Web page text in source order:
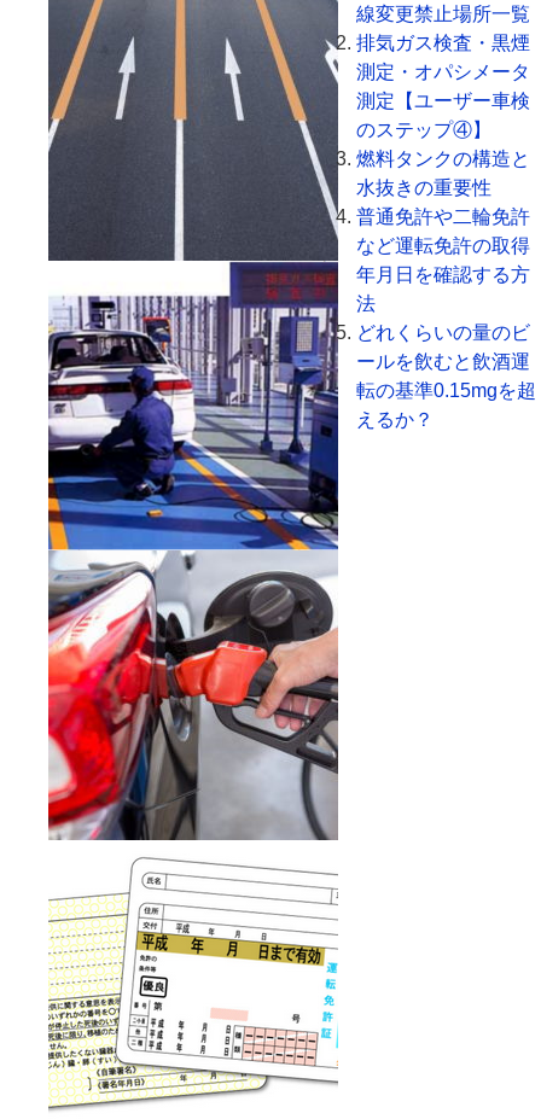
線変更禁止場所一覧
排気ガス検査・黒煙
測定・オパシメータ
測定【ユーザー車検
のステップ④】
燃料タンクの構造と
水抜きの重要性
普通免許や二輪免許
など運転免許の取得
年月日を確認する方
法
どれくらいの量のビ
ールを飲むと飲酒運
転の基準0.15mgを超
えるか？